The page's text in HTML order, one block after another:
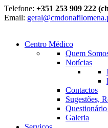
Telefone: +351 253 909 222
Email:
Centro Médico
Quem
Notícias
Contactos
Sugestões,
Galeria